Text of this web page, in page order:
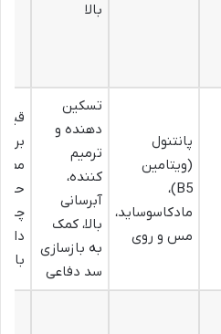
بالا
پانتنول
(ویتامین
B5)،
مادکاسوساید،
مس و روی
تسکین
دهنده و
ترمیم
کننده،
آبرسانی
بالا، کمک
به بازسازی
سد دفاعی